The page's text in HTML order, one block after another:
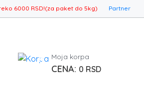
6000 RSD!(za paket do 5kg) Partner
0 Moja korpa
0 RSD